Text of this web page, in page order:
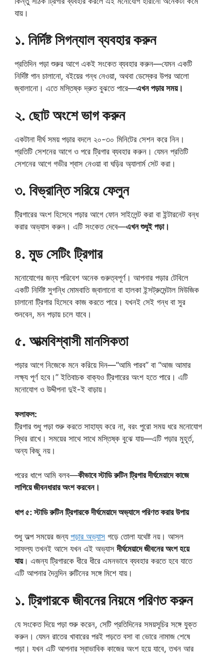
যায়।
১. নির্দিষ্ট সিগন্যাল ব্যবহার করুন
প্রতিদিন পড়া শুরুর আগে একই সংকেত ব্যবহার করুন—যেমন একটি
নির্দিষ্ট গান চালানো, বইয়ের গন্ধ নেওয়া, অথবা ডেস্কের উপর আলো
জ্বালানো। এতে মস্তিষ্ক দ্রুত বুঝতে পারে—এখন পড়ার সময়।
২. ছোট অংশে ভাগ করুন
একটানা দীর্ঘ সময় পড়ার বদলে ২০-৩০ মিনিটের সেশন করে নিন।
প্রতিটি সেশনের আগে ও পরে ট্রিগার ব্যবহার করুন। যেমন প্রতিটি
সেশনের আগে গভীর শ্বাস নেওয়া বা ঘড়ির অ্যালার্ম সেট করা।
৩. বিভ্রান্তি সরিয়ে ফেলুন
ট্রিগারের অংশ হিসেবে পড়ার আগে ফোন সাইলেন্ট করা বা ইন্টারনেট বন্ধ
করার অভ্যাস করুন। এটি সংকেত দেবে—এখন শুধুই পড়া।
৪. মুড সেটিং ট্রিগার
মনোযোগের জন্য পরিবেশ অনেক গুরুত্বপূর্ণ। আপনার পড়ার টেবিলে
একটি নির্দিষ্ট সুগন্ধি মোমবাতি জ্বালানো বা হালকা ইন্সট্রুমেন্টাল মিউজিক
চালানো ট্রিগার হিসেবে কাজ করতে পারে। যখনই সেই গন্ধ বা সুর
শুনবেন, মন পড়ায় চলে যাবে।
৫. আত্মবিশ্বাসী মানসিকতা
পড়ার আগে নিজেকে মনে করিয়ে দিন—“আমি পারব” বা “আজ আমার
লক্ষ্য পূর্ণ হবে।” ইতিবাচক বাক্যও ট্রিগারের অংশ হতে পারে। এটি
মনোযোগ ও উদ্দীপনা দুই-ই বাড়ায়।
ফলাফল:
ট্রিগার শুধু পড়া শুরু করতে সাহায্য করে না, বরং পুরো সময় ধরে মনোযোগ
স্থির রাখে। সময়ের সাথে সাথে মস্তিষ্ক বুঝে যায়—এটি পড়ার মুহূর্ত,
অন্য কিছু নয়।
পরের ধাপে আমি বলব—কীভাবে স্টাডি রুটিন ট্রিগার দীর্ঘমেয়াদে কাজে
লাগিয়ে জীবনধারার অংশ করবেন।
ধাপ ৫: স্টাডি রুটিন ট্রিগারকে দীর্ঘমেয়াদে অভ্যাসে পরিণত করার উপায়
শুধু অল্প সময়ের জন্য পড়ার অভ্যাস গড়ে তোলা যথেষ্ট নয়। আসল
সাফল্য তখনই আসে যখন এই অভ্যাসদীর্ঘমেয়াদে জীবনের অংশ হয়ে
যায়। এজন্য ট্রিগারকে ধীরে ধীরে এমনভাবে ব্যবহার করতে হবে যাতে
এটি আপনার দৈনন্দিন রুটিনের সঙ্গে মিশে যায়।
১. ট্রিগারকে জীবনের নিয়মে পরিণত করুন
যে সংকেত দিয়ে পড়া শুরু করেন, সেটি প্রতিদিনের সময়সূচির সঙ্গে যুক্ত
করুন। যেমন রাতের খাবারের পরই পড়তে বসা বা ভোরে নামাজ শেষে
পড়া। যখন এটি আপনার স্বাভাবিক কাজের অংশ হয়ে যাবে, তখন আর